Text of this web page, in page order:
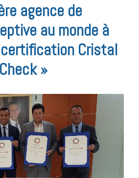
agence de
au monde à
Cristal
»